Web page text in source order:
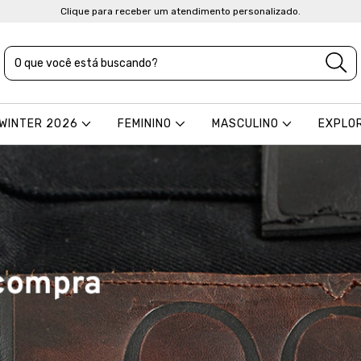
Clique para receber um atendimento personalizado.
2026 FEMININO MASCULINO